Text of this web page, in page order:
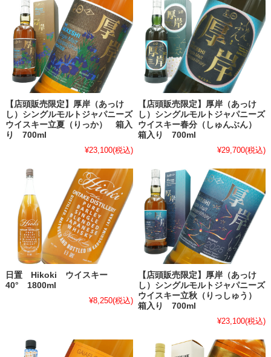
【店頭販売限定】厚岸（あっけ
し）シングルモルトジャパニーズ
ウイスキー立夏（りっか） 箱入
り 700ml
¥23,100(税込)
【店頭販売限定】厚岸（あっけ
し）シングルモルトジャパニーズ
ウイスキー春分（しゅんぶん）
箱入り 700ml
¥29,700(税込)
日置 Hikoki ウイスキー
40° 1800ml
¥8,250(税込)
【店頭販売限定】厚岸（あっけ
し）シングルモルトジャパニーズ
ウイスキー立秋（りっしゅう）
箱入り 700ml
¥23,100(税込)